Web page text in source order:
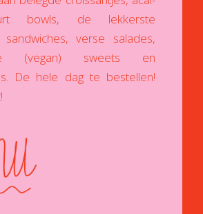
bowls, de lekkerste
sandwiches, verse salades,
(vegan) sweets en
De hele dag te bestellen!